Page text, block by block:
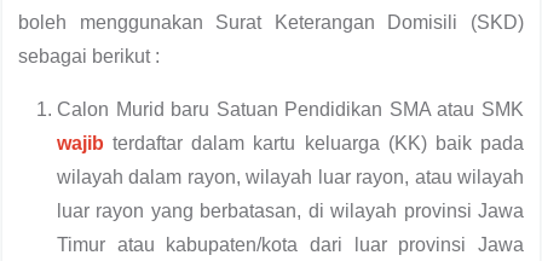
boleh menggunakan Surat Keterangan Domisili (SKD)
sebagai berikut :
Calon Murid baru Satuan Pendidikan SMA atau SMK
wajibterdaftar dalam kartu keluarga (KK) baik pada
wilayah dalam rayon, wilayah luar rayon, atau wilayah
luar rayon yang berbatasan, di wilayah provinsi Jawa
Timur atau kabupaten/kota dari luar provinsi Jawa